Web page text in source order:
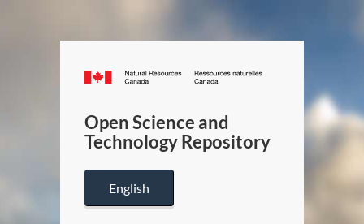
Canada.ca
/
Canada
Open Science and
Technology Repository
English